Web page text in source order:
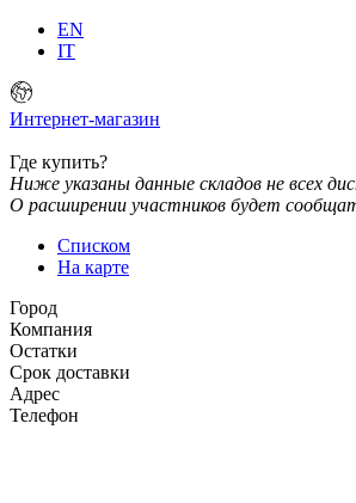
EN
IT
Интернет-магазин
Где купить?
Ниже указаны данные складов не всех
О расширении участников будет
Списком
На карте
Город
Компания
Остатки
Срок доставки
Адрес
Телефон